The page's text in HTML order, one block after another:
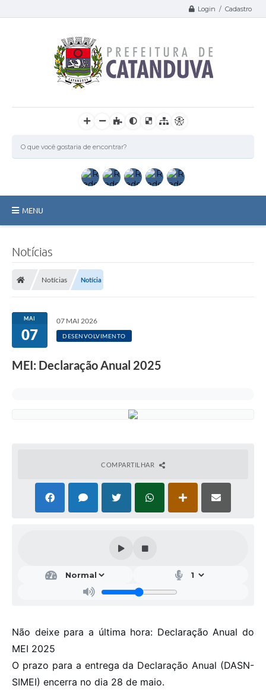
Login / Cadastro
MENU
Licitações / PCA
Transparência
A Prefeitura
Jornal
Notícias
Notícias Notícia
MAI
07
07 MAI 2026
DESENVOLVIMENTO
MEI: Declaração Anual 2025
COMPARTILHAR
Não deixe para a última hora: Declaração Anual do
MEI 2025
O prazo para a entrega da Declaração Anual (DASN-
SIMEI) encerra no dia 28 de maio.